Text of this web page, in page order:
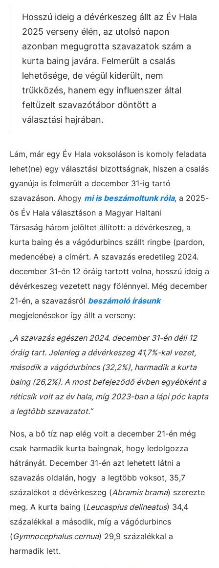
Hosszú ideig a dévérkeszeg állt az Év Hala
2025 verseny élén, az utolsó napon
azonban megugrotta szavazatok szám a
kurta baing javára. Felmerült a csalás
lehetősége, de végül kiderült, nem
trükközés, hanem egy influenszer által
feltüzelt szavazótábor döntött a
választási hajrában.
Lám, már egy Év Hala voksoláson is komoly feladata
lehet(ne) egy választási bizottságnak, hiszen a csalás
gyanúja is felmerült a december 31-ig tartó
szavazáson. Ahogy mi is beszámoltunk róla, a 2025-
ös Év Hala választáson a Magyar Haltani
Társaság három jelöltet állított: a dévérkeszeg, a
kurta baing és a vágódurbincs szállt ringbe (pardon,
medencébe) a címért. A szavazás eredetileg 2024.
december 31-én 12 óráig tartott volna, hosszú ideig a
dévérkeszeg vezetett nagy fölénnyel. Még december
21-én, a szavazásról beszámoló írásunk
megjelenésekor így állt a verseny:
„A szavazás egészen 2024. december 31-én déli 12
óráig tart. Jelenleg a dévérkeszeg 41,7%-kal vezet,
második a vágódurbincs (32,2%), harmadik a kurta
baing (26,2%). A most befejeződő évben egyébként a
réticsík volt az év hala, míg 2023-ban a lápi póc kapta
a legtöbb szavazatot.”
Nos, a bő tíz nap elég volt a december 21-én még
csak harmadik kurta baingnak, hogy ledolgozza
hátrányát. December 31-én azt lehetett látni a
szavazás oldalán, hogy a legtöbb voksot, 35,7
százalékot a dévérkeszeg (Abramis brama) szerezte
meg. A kurta baing (Leucaspius delineatus) 34,4
százalékkal a második, míg a vágódurbincs
(Gymnocephalus cernua) 29,9 százalékkal a
harmadik lett.